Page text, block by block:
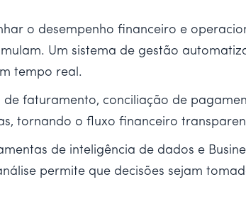
o desempenho financeiro e
Um sistema de gestão
tempo real.
faturamento, conciliação de
tornando o fluxo financeiro
de inteligência de dados e
permite que decisões sejam